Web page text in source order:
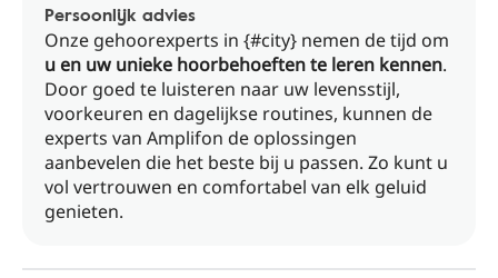
Persoonlijk advies
Onze gehoorexperts in {#city} nemen de tijd om
u en uw unieke hoorbehoeften te leren kennen.
Door goed te luisteren naar uw levensstijl,
voorkeuren en dagelijkse routines, kunnen de
experts van Amplifon de oplossingen
aanbevelen die het beste bij u passen. Zo kunt u
vol vertrouwen en comfortabel van elk geluid
genieten.